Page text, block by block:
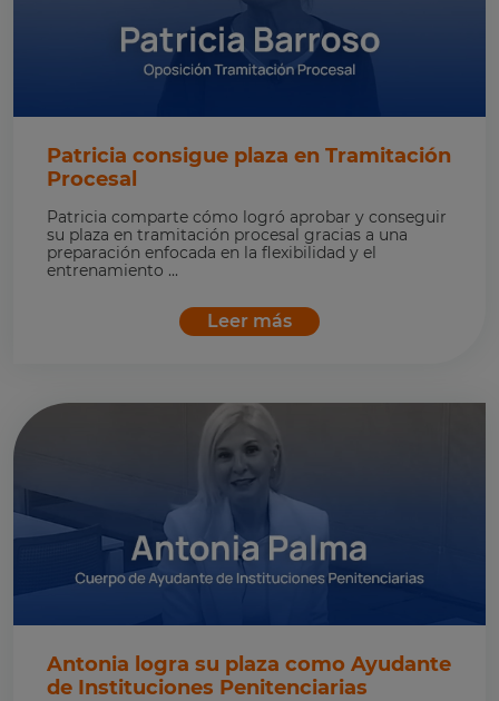
Patricia consigue plaza en Tramitación
Procesal
Patricia comparte cómo logró aprobar y conseguir
su plaza en tramitación procesal gracias a una
preparación enfocada en la flexibilidad y el
entrenamiento ...
Leer más
Antonia logra su plaza como Ayudante
de Instituciones Penitenciarias